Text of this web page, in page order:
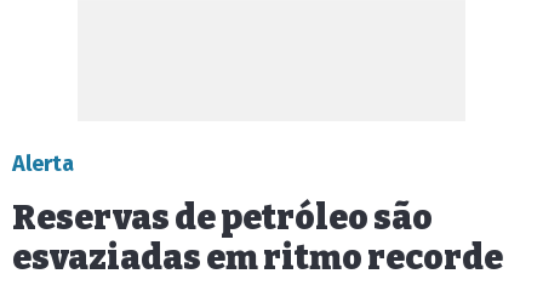
Alerta
Reservas de petróleo são
esvaziadas em ritmo recorde